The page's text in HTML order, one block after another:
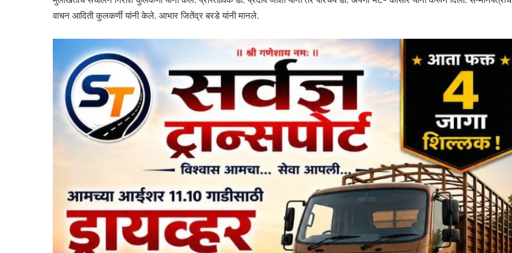
वाचन आदिती कुलकर्णी यांनी केले. आभार जितेंद्र बरडे यांनी मानले.